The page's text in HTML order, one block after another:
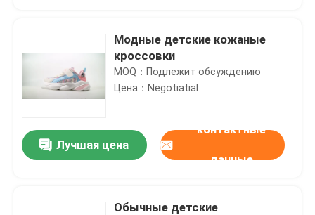
Модные детские кожаные
кроссовки
MOQ：Подлежит обсуждению
Цена：Negotiatial
Лучшая цена
контактные
данные
Обычные детские